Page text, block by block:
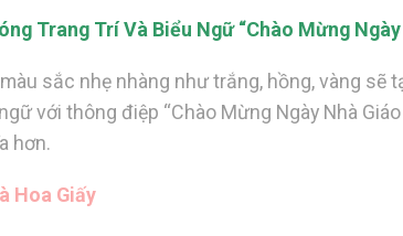
Trang Trí Và Biểu Ngữ “Chào Mừng
sắc nhẹ nhàng như trắng, hồng, vàng sẽ
với thông điệp “Chào Mừng Ngày Nhà
hơn.
Hoa Giấy